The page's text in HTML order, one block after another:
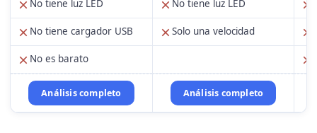
No tiene luz LED No tiene luz LED
No tiene cargador USB Solo una velocidad
No es barato
Análisis completo Análisis completo